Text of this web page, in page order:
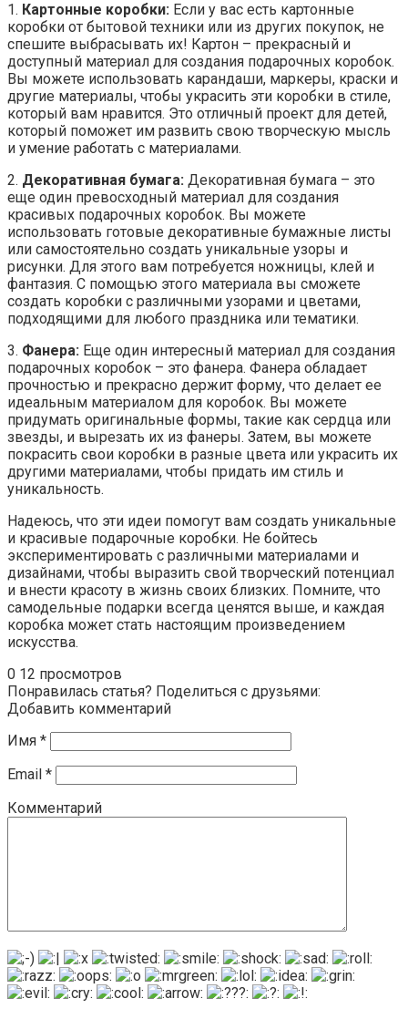
1. Картонные коробки: Если у вас есть картонные
коробки от бытовой техники или из других покупок, не
спешите выбрасывать их! Картон – прекрасный и
доступный материал для создания подарочных коробок.
Вы можете использовать карандаши, маркеры, краски и
другие материалы, чтобы украсить эти коробки в стиле,
который вам нравится. Это отличный проект для детей,
который поможет им развить свою творческую мысль
и умение работать с материалами.
2. Декоративная бумага: Декоративная бумага – это
еще один превосходный материал для создания
красивых подарочных коробок. Вы можете
использовать готовые декоративные бумажные листы
или самостоятельно создать уникальные узоры и
рисунки. Для этого вам потребуется ножницы, клей и
фантазия. С помощью этого материала вы сможете
создать коробки с различными узорами и цветами,
подходящими для любого праздника или тематики.
3. Фанера: Еще один интересный материал для создания
подарочных коробок – это фанера. Фанера обладает
прочностью и прекрасно держит форму, что делает ее
идеальным материалом для коробок. Вы можете
придумать оригинальные формы, такие как сердца или
звезды, и вырезать их из фанеры. Затем, вы можете
покрасить свои коробки в разные цвета или украсить их
другими материалами, чтобы придать им стиль и
уникальность.
Надеюсь, что эти идеи помогут вам создать уникальные
и красивые подарочные коробки. Не бойтесь
экспериментировать с различными материалами и
дизайнами, чтобы выразить свой творческий потенциал
и внести красоту в жизнь своих близких. Помните, что
самодельные подарки всегда ценятся выше, и каждая
коробка может стать настоящим произведением
искусства.
0 12 просмотров
Понравилась статья? Поделиться с друзьями:
Добавить комментарий
Имя *
Email *
Комментарий